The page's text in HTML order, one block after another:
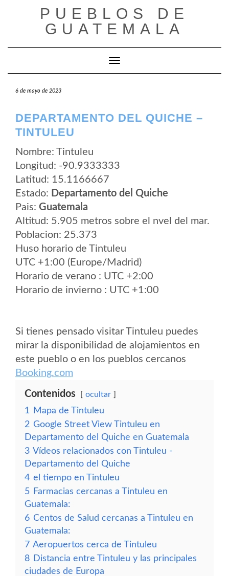
PUEBLOS DE
GUATEMALA
Cambiar modo de navegación
6 de mayo de 2023
DEPARTAMENTO DEL QUICHE –
TINTULEU
Nombre: Tintuleu
Longitud: -90.9333333
Latitud: 15.1166667
Estado: Departamento del Quiche
Pais: Guatemala
Altitud: 5.905 metros sobre el nvel del mar.
Poblacion: 25.373
Huso horario de Tintuleu
UTC +1:00 (Europe/Madrid)
Horario de verano : UTC +2:00
Horario de invierno : UTC +1:00
Si tienes pensado visitar Tintuleu puedes
mirar la disponibilidad de alojamientos en
este pueblo o en los pueblos cercanos
Booking.com
Contenidos ocultar
1
Mapa de Tintuleu
2 Google Street View Tintuleu en
Departamento del Quiche en Guatemala
3 Vídeos relacionados con Tintuleu -
Departamento del Quiche
4 el tiempo en Tintuleu
5 Farmacias cercanas a Tintuleu en
Guatemala:
6 Centos de Salud cercanas a Tintuleu en
Guatemala:
7 Aeropuertos cerca de Tintuleu
8 Distancia entre Tintuleu y las principales
ciudades de Europa